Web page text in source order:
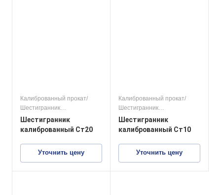
Калиброванный прокат/
Шестигранник
калиброванный
конструкционные стали
Шестигранник
калиброванный Ст20
Уточнить цену
Калиброванный прокат/
Шестигранник
калиброванный
конструкционные стали
Шестигранник
калиброванный Ст10
Уточнить цену